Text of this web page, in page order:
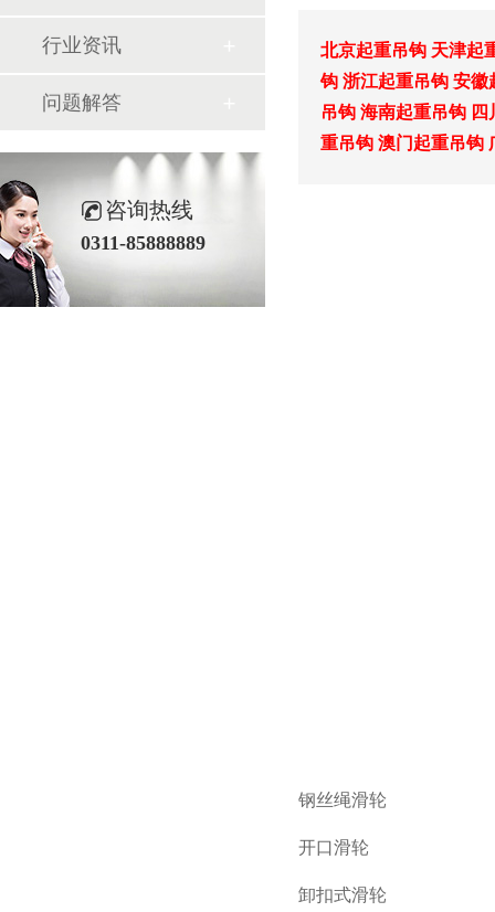
北京起重吊钩 天津起
钩 浙江起重吊钩 安徽
吊钩 海南起重吊钩 四
重吊钩 澳门起重吊钩
钢丝绳滑轮
开口滑轮
卸扣式滑轮
行业资讯
问题解答
咨询热线
0311-85888889